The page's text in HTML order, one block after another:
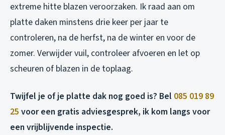
extreme hitte blazen veroorzaken. Ik raad aan om
platte daken minstens drie keer per jaar te
controleren, na de herfst, na de winter en voor de
zomer. Verwijder vuil, controleer afvoeren en let op
scheuren of blazen in de toplaag.
Twijfel je of je platte dak nog goed is? Bel 085 019 89
25 voor een gratis adviesgesprek, ik kom langs voor
een vrijblijvende inspectie.